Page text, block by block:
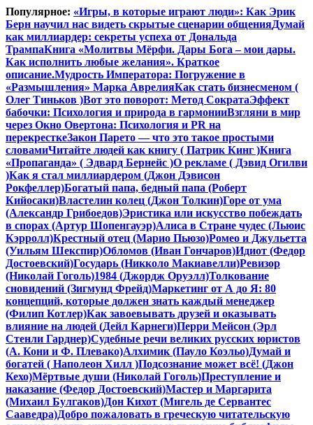
Перейти
к
содержимому
Популярное: «Игры, в которые играют люди»: Как Эрик
Берн научил нас видеть скрытые сценарии общенияДумай
как миллиардер: секреты успеха от Дональда
ТрампаКнига «Молитвы Мёрфи. Дары Бога – мои дары.
Как исполнить любые желания». Краткое
описание.Мудрость Императора: Погружение в
«Размышления» Марка АврелияКак стать бизнесменом (
Олег Тиньков )Вот это поворот: Метод СократаЭффект
бабочки: Психология и природа в гармонииВзгляни в мир
через Окно Овертона: Психология и PR на
перекресткеЗакон Парето — что это такое простыми
словамиЧитайте людей как книгу ( Патрик Кинг )Книга
«Пропаганда» ( Эдвард Бернейс )О рекламе ( Дэвид Огилви
)Как я стал миллиардером (Джон Дэвисон
Рокфеллер)Богатый папа, бедный папа (Роберт
Кийосаки)Властелин колец (Джон Толкин)Горе от ума
(Александр Грибоедов)Эристика или искусство побеждать
в спорах (Артур Шопенгауэр)Алиса в Стране чудес (Льюис
Кэрролл)Крестный отец (Марио Пьюзо)Ромео и Джульетта
(Уильям Шекспир)Обломов (Иван Гончаров)Идиот (Федор
Достоевский)Государь (Никколо Макиавелли)Ревизор
(Николай Гоголь)1984 (Джордж Оруэлл)Толкование
сновидений (Зигмунд Фрейд)Маркетинг от А до Я: 80
концепций, которые должен знать каждый менеджер
(Филип Котлер)Как завоевывать друзей и оказывать
влияние на людей (Дейл Карнеги)Перри Мейсон (Эрл
Стенли Гарднер)Судебные речи великих русских юристов
(А. Кони и Ф. Плевако)Алхимик (Пауло Коэльо)Думай и
богатей ( Наполеон Хилл )Подсознание может всё! (Джон
Кехо)Мёртвые души (Николай Гоголь)Преступление и
наказание (Федор Достоевский)Мастер и Маргарита
(Михаил Булгаков)Дон Кихот (Мигель де Сервантес
Сааведра)Добро пожаловать в греческую читательскую